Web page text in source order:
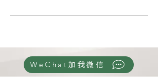
WeChat加我微信